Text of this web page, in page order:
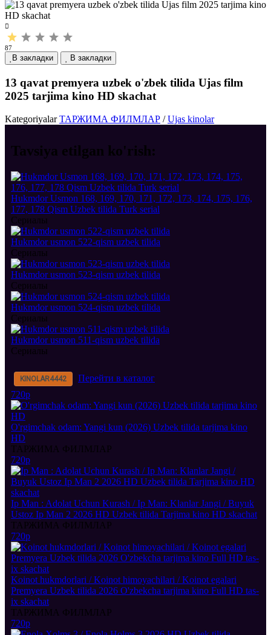
87
В закладки В закладки
13 qavat premyera uzbek o'zbek tilida Ujas film
2025 tarjima kino HD skachat
Kategoriyalar ТАРЖИМА ФИЛМЛАР /Ujas kinolar
Tavsiya etilgan ko'rish:
Hukmdor Usmon 168, 169, 170, 171, 172, 173, 174, 175, 176,
177, 178 Qism Uzbek tilida Turk serial
Сериалы
Hukmdor usmon 522-qism uzbek tilida
Сериалы
Hukmdor usmon 523-qism uzbek tilida
Сериалы
Hukmdor usmon 524-qism uzbek tilida
Сериалы
Hukmdor usmon 511-qism uzbek tilida
Сериалы
KINOLAR4442
Перейти в каталог
720p
O'rgimchak odam: Yangi kun (2026) Uzbek tilida tarjima kino
HD
ТАРЖИМА ФИЛМЛАР
720p
Ip Man : Adolat Uchun Kurash / Ip Man: Klanlar Jangi / Buyuk
Ustoz Ip Man 2 2026 HD Uzbek tilida Tarjima kino HD skachat
ТАРЖИМА ФИЛМЛАР
720p
Koinot hukmdorlari / Koinot himoyachilari / Koinot egalari
Premyera Uzbek tilida 2026 O'zbekcha tarjima kino Full HD tas-
ix skachat
ТАРЖИМА ФИЛМЛАР
720p